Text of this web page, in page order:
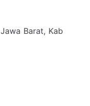
Barat, Kab